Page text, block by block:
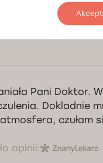
Pani Doktor.
Dokladnie
atmosfera, czułam
opinii: